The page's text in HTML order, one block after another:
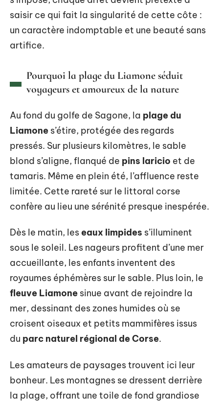
saisir ce qui fait la singularité de cette côte :
un caractère indomptable et une beauté sans
artifice.
Pourquoi la plage du Liamone séduit
voyageurs et amoureux de la nature
Au fond du golfe de Sagone, la plage du
Liamone s’étire, protégée des regards
pressés. Sur plusieurs kilomètres, le sable
blond s’aligne, flanqué de pins laricio et de
tamaris. Même en plein été, l’affluence reste
limitée. Cette rareté sur le littoral corse
confère au lieu une sérénité presque inespérée.
Dès le matin, les eaux limpides s’illuminent
sous le soleil. Les nageurs profitent d’une mer
accueillante, les enfants inventent des
royaumes éphémères sur le sable. Plus loin, le
fleuve Liamone sinue avant de rejoindre la
mer, dessinant des zones humides où se
croisent oiseaux et petits mammifères issus
du parc naturel régional de Corse.
Les amateurs de paysages trouvent ici leur
bonheur. Les montagnes se dressent derrière
la plage, offrant une toile de fond grandiose